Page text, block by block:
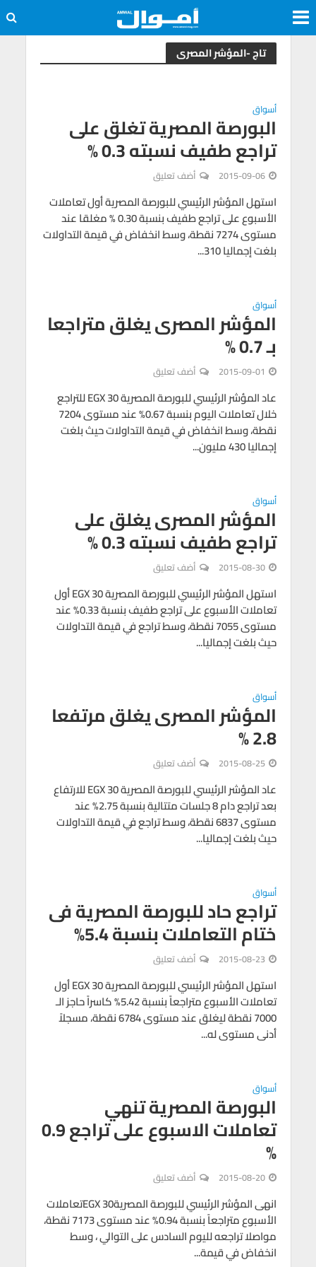
تاج -المؤشر المصرى
أسواق
البورصة المصرية تغلق على
تراجع طفيف نسبته 0.3 %
2015-09-06 أضف تعليق
استهل المؤشر الرئيسي للبورصة المصرية أول تعاملات
الأسبوع على تراجع طفيف بنسبة 0.30 % مغلقا عند
مستوى 7274 نقطة، وسط انخفاض في قيمة التداولات
بلغت إجماليا 310...
أسواق
المؤشر المصرى يغلق متراجعا
بـ 0.7 %
2015-09-01 أضف تعليق
عاد المؤشر الرئيسي للبورصة المصرية EGX 30 للتراجع
خلال تعاملات اليوم بنسبة 0.67% عند مستوى 7204
نقطة، وسط انخفاض في قيمة التداولات حيث بلغت
إجماليا 430 مليون...
أسواق
المؤشر المصرى يغلق على
تراجع طفيف نسبته 0.3 %
2015-08-30 أضف تعليق
استهل المؤشر الرئيسي للبورصة المصرية EGX 30 أول
تعاملات الأسبوع على تراجع طفيف بنسبة 0.33% عند
مستوى 7055 نقطة، وسط تراجع في قيمة التداولات
حيث بلغت إجماليا...
أسواق
المؤشر المصرى يغلق مرتفعا
2.8 %
2015-08-25 أضف تعليق
عاد المؤشر الرئيسي للبورصة المصرية EGX 30 للارتفاع
بعد تراجع دام 8 جلسات متتالية بنسبة 2.75% عند
مستوى 6837 نقطة، وسط تراجع في قيمة التداولات
حيث بلغت إجماليا...
أسواق
تراجع حاد للبورصة المصرية فى
ختام التعاملات بنسبة 5.4%
2015-08-23 أضف تعليق
استهل المؤشر الرئيسي للبورصة المصرية EGX 30 أول
تعاملات الأسبوع متراجعاً بنسبة 5.42% كاسراً حاجز الـ
7000 نقطة ليغلق عند مستوى 6784 نقطة، مسجلاً
أدنى مستوى له...
أسواق
البورصة المصرية تنهي
تعاملات الاسبوع على تراجع 0.9
%
2015-08-20 أضف تعليق
انهى المؤشر الرئيسي للبورصة المصريةEGX 30تعاملات
الأسبوع متراجعاً بنسبة 0.94% عند مستوى 7173 نقطة،
مواصلا تراجعه لليوم السادس على التوالي ، وسط
انخفاض في قيمة...